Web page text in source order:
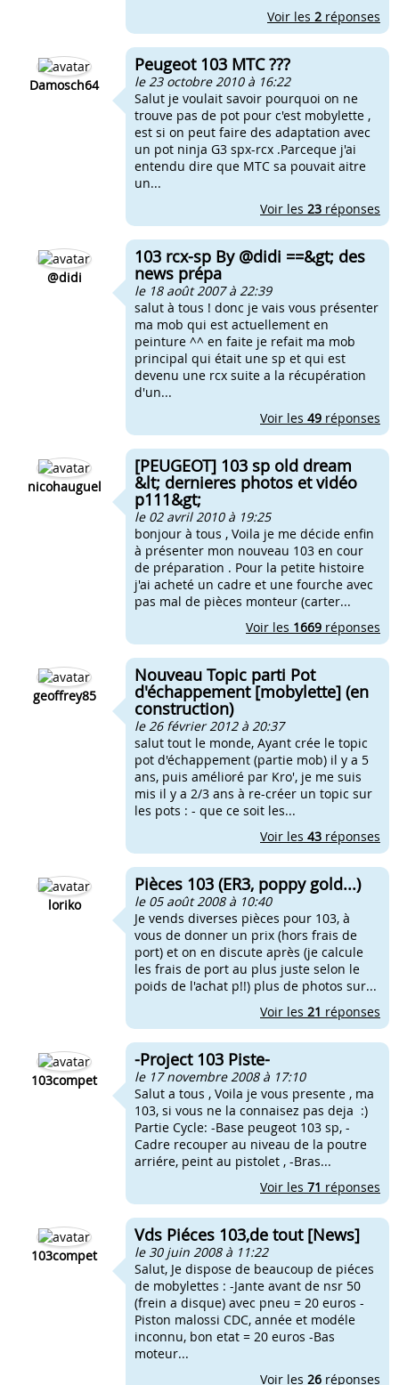
Voir les 2 réponses
Damosch64
Peugeot 103 MTC ???
le 23 octobre 2010 à 16:22
Salut je voulait savoir pourquoi on ne
trouve pas de pot pour c'est mobylette ,
est si on peut faire des adaptation avec
un pot ninja G3 spx-rcx .Parceque j'ai
entendu dire que MTC sa pouvait aitre
un...
Voir les 23 réponses
@didi
103 rcx-sp By @didi ==&gt; des
news prépa
le 18 août 2007 à 22:39
salut à tous ! donc je vais vous présenter
ma mob qui est actuellement en
peinture ^^ en faite je refait ma mob
principal qui était une sp et qui est
devenu une rcx suite a la récupération
d'un...
Voir les 49 réponses
nicohauguel
[PEUGEOT] 103 sp old dream
&lt; dernieres photos et vidéo
p111&gt;
le 02 avril 2010 à 19:25
bonjour à tous , Voila je me décide enfin
à présenter mon nouveau 103 en cour
de préparation . Pour la petite histoire
j'ai acheté un cadre et une fourche avec
pas mal de pièces monteur (carter...
Voir les 1669 réponses
geoffrey85
Nouveau Topic parti Pot
d'échappement [mobylette] (en
construction)
le 26 février 2012 à 20:37
salut tout le monde, Ayant crée le topic
pot d'échappement (partie mob) il y a 5
ans, puis amélioré par Kro', je me suis
mis il y a 2/3 ans à re-créer un topic sur
les pots : - que ce soit les...
Voir les 43 réponses
loriko
Pièces 103 (ER3, poppy gold...)
le 05 août 2008 à 10:40
Je vends diverses pièces pour 103, à
vous de donner un prix (hors frais de
port) et on en discute après (je calcule
les frais de port au plus juste selon le
poids de l'achat p!!) plus de photos sur...
Voir les 21 réponses
103compet
-Project 103 Piste-
le 17 novembre 2008 à 17:10
Salut a tous , Voila je vous presente , ma
103, si vous ne la connaisez pas deja :)
Partie Cycle: -Base peugeot 103 sp, -
Cadre recouper au niveau de la poutre
arriére, peint au pistolet , -Bras...
Voir les 71 réponses
103compet
Vds Piéces 103,de tout [News]
le 30 juin 2008 à 11:22
Salut, Je dispose de beaucoup de piéces
de mobylettes : -Jante avant de nsr 50
(frein a disque) avec pneu = 20 euros -
Piston malossi CDC, année et modéle
inconnu, bon etat = 20 euros -Bas
moteur...
Voir les 26 réponses